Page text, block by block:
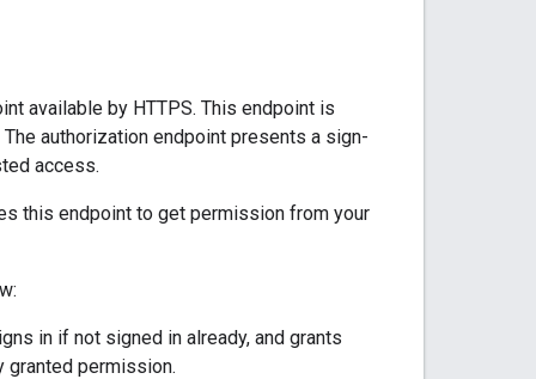
available by HTTPS. This endpoint is
authorization endpoint presents a sign-
access.
this endpoint to get permission from your
in if not signed in already, and grants
granted permission.